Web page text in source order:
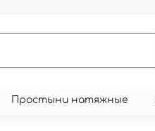
Простыни натяжные